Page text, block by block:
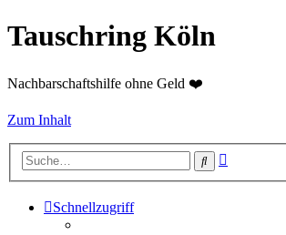
Tauschring Köln
Nachbarschaftshilfe ohne Geld ❤️
Zum Inhalt
Suche
Schnellzugriff